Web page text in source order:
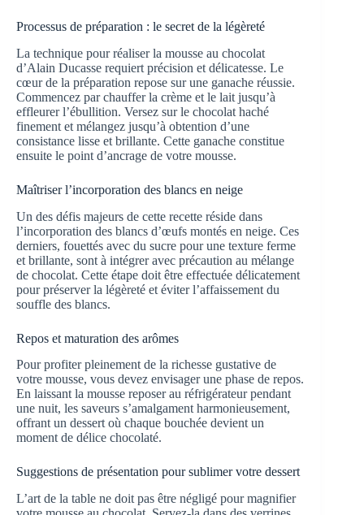
Processus de préparation : le secret de la légèreté
La technique pour réaliser la mousse au chocolat
d’Alain Ducasse requiert précision et délicatesse. Le
cœur de la préparation repose sur une ganache réussie.
Commencez par chauffer la crème et le lait jusqu’à
effleurer l’ébullition. Versez sur le chocolat haché
finement et mélangez jusqu’à obtention d’une
consistance lisse et brillante. Cette ganache constitue
ensuite le point d’ancrage de votre mousse.
Maîtriser l’incorporation des blancs en neige
Un des défis majeurs de cette recette réside dans
l’incorporation des blancs d’œufs montés en neige. Ces
derniers, fouettés avec du sucre pour une texture ferme
et brillante, sont à intégrer avec précaution au mélange
de chocolat. Cette étape doit être effectuée délicatement
pour préserver la légèreté et éviter l’affaissement du
souffle des blancs.
Repos et maturation des arômes
Pour profiter pleinement de la richesse gustative de
votre mousse, vous devez envisager une phase de repos.
En laissant la mousse reposer au réfrigérateur pendant
une nuit, les saveurs s’amalgament harmonieusement,
offrant un dessert où chaque bouchée devient un
moment de délice chocolaté.
Suggestions de présentation pour sublimer votre dessert
L’art de la table ne doit pas être négligé pour magnifier